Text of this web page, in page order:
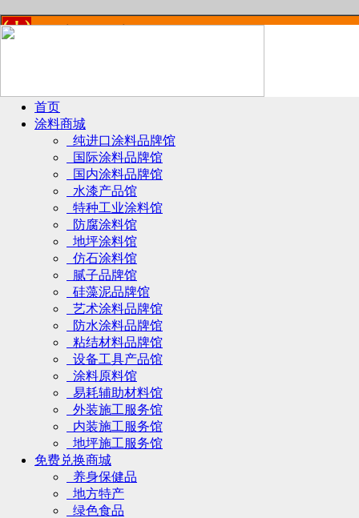
首页
涂料商城
纯进口涂料品牌馆
国际涂料品牌馆
国内涂料品牌馆
水漆产品馆
特种工业涂料馆
防腐涂料馆
地坪涂料馆
仿石涂料馆
腻子品牌馆
硅藻泥品牌馆
艺术涂料品牌馆
防水涂料品牌馆
粘结材料品牌馆
设备工具产品馆
涂料原料馆
易耗辅助材料馆
外装施工服务馆
内装施工服务馆
地坪施工服务馆
免费兑换商城
养身保健品
地方特产
绿色食品